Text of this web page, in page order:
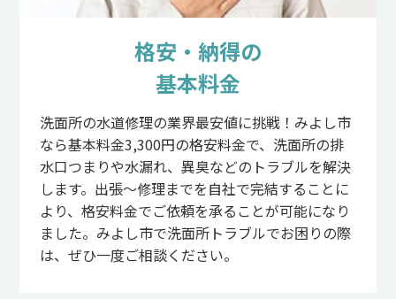
格安・納得の
基本料金
洗面所の水道修理の業界最安値に挑戦！みよし市
なら基本料金3,300円の格安料金で、洗面所の排
水口つまりや水漏れ、異臭などのトラブルを解決
します。出張～修理までを自社で完結することに
より、格安料金でご依頼を承ることが可能になり
ました。みよし市で洗面所トラブルでお困りの際
は、ぜひ一度ご相談ください。